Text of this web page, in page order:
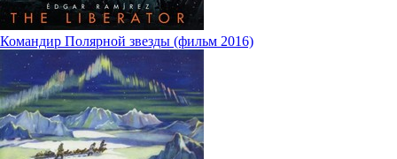
Командир Полярной звезды (фильм 2016)